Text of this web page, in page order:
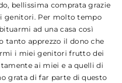
bellissima comprata grazie
genitori. Per molto tempo
ad una casa così
tanto apprezzo il dono che
i miei genitori frutto dei
ai miei e a quelli di
grata di far parte di questo